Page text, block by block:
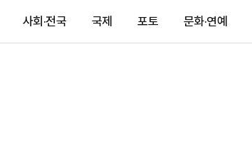
사회·전국 국제 포토 문화·연예